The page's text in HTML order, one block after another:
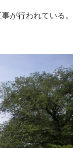
が行われている。